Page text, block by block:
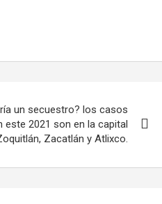
un secuestro? los casos
este 2021 son en la capital
Zacatlán y Atlixco.